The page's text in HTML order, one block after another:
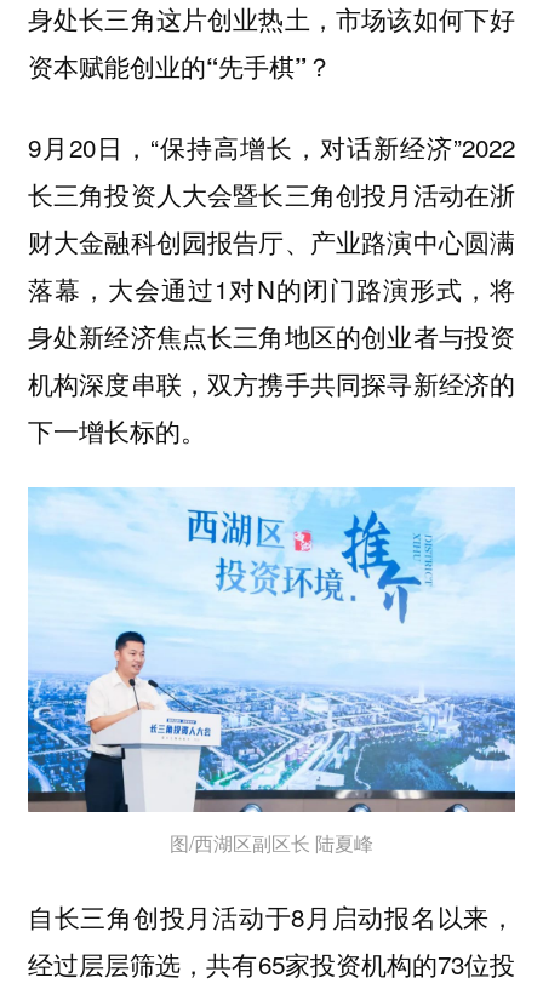
身处长三角这片创业热土，市场该如何下好
资本赋能创业的“先手棋”？
9月20日，“保持高增长，对话新经济”2022
长三角投资人大会暨长三角创投月活动在浙
财大金融科创园报告厅、产业路演中心圆满
落幕，大会通过1对N的闭门路演形式，将
身处新经济焦点长三角地区的创业者与投资
机构深度串联，双方携手共同探寻新经济的
下一增长标的。
图/西湖区副区长 陆夏峰
自长三角创投月活动于8月启动报名以来，
经过层层筛选，共有65家投资机构的73位投